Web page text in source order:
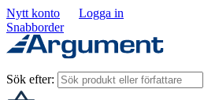
Nytt konto
Logga in
Snabborder
Sök efter: